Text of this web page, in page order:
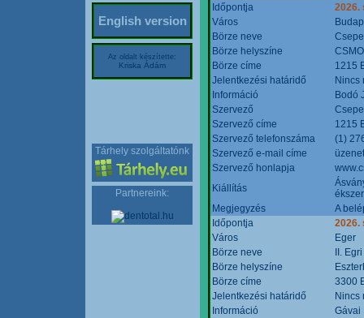
English version
Az oldalt készítette:
Kriska Ádám
Tárhely szolgáltatónk
Partnereink:
Időpontja
2026.
Város
Börze neve
Börze helyszíne
Börze címe
1215
Jelentkezési határidő
Nincs
Információ
Bodó
Szervező
Szervező címe
1215
Szervező telefonszáma
(1)
Szervező e-mail címe
Szervező honlapja
Kiállítás
Megjegyzés
A
Időpontja
2026.
Város
Eger
Börze neve
II.
Börze helyszíne
Börze címe
3300
Jelentkezési határidő
Nincs
Információ
Gávai